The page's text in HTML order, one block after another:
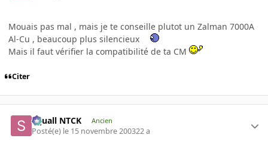
Mouais pas mal , mais je te conseille plutot un Zalman 7000A
Al-Cu , beaucoup plus silencieux
Mais il faut vérifier la compatibilité de ta CM
Citer
Squall NTCK Ancien
Posté(e) le 15 novembre 200322 a